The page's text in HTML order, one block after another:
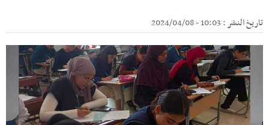
تاريخ النشر : 10:03 - 2024/04/08